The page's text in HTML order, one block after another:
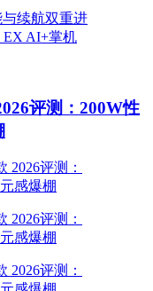
评测：200W性